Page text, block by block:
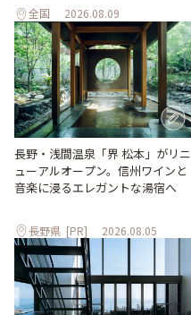
全国 2026.08.09
長野・浅間温泉「界 松本」がリニ
ューアルオープン。信州ワインと
音楽に浸るエレガントな湯宿へ
長野県 [PR] 2026.08.05